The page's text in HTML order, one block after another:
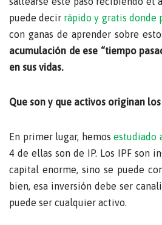
puede decir rápido y gratis donde
con ganas de aprender sobre
acumulación de ese “tiempo
en sus vidas.
Que son y que activos originan los
En primer lugar, hemos estudiado
4 de ellas son de IP. Los IPF son
capital enorme, sino se puede
bien, esa inversión debe ser
puede ser cualquier activo.